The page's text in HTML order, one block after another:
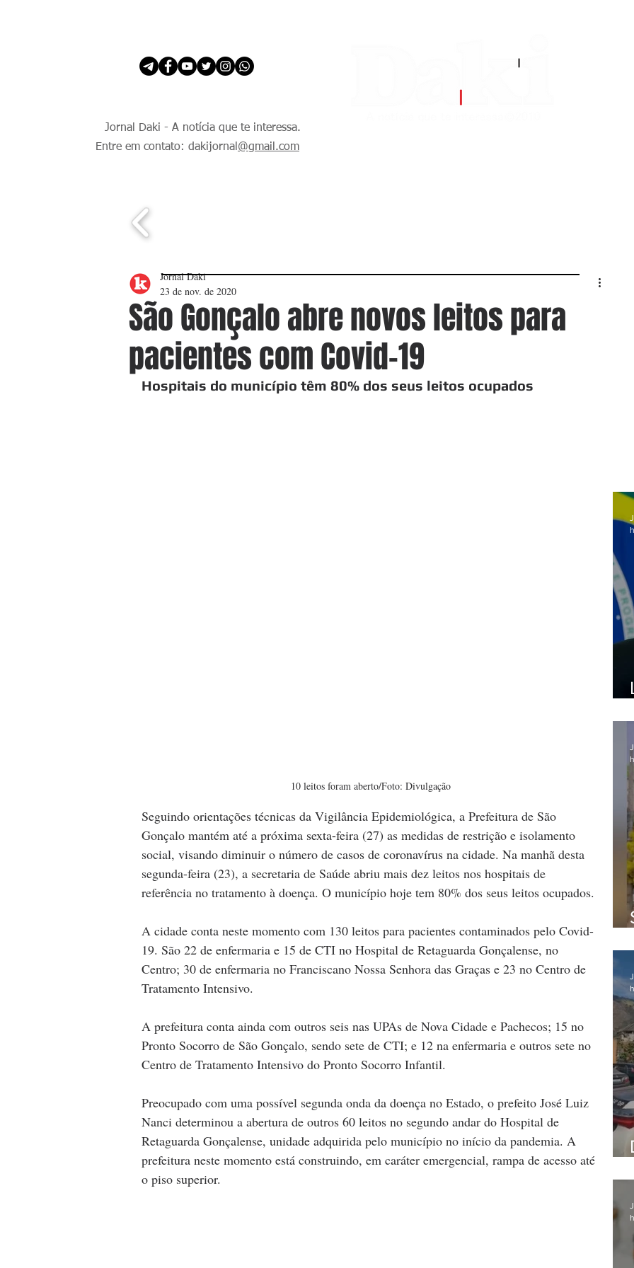
Jornal Daki - A notícia que te interessa.
Entre em contato: dakijornal @gmail.com
São Gonçalo abre novos leitos para
pacientes com Covid-19
Jornal Daki
23 de nov. de 2020
Hospitais do município têm 80% dos seus leitos ocupados
10 leitos foram aberto/Foto: Divulgação
Seguindo orientações técnicas da Vigilância Epidemiológica, a Prefeitura de São
Gonçalo mantém até a próxima sexta-feira (27) as medidas de restrição e isolamento
social, visando diminuir o número de casos de coronavírus na cidade. Na manhã desta
segunda-feira (23), a secretaria de Saúde abriu mais dez leitos nos hospitais de
referência no tratamento à doença. O município hoje tem 80% dos seus leitos ocupados.
A cidade conta neste momento com 130 leitos para pacientes contaminados pelo Covid-
19. São 22 de enfermaria e 15 de CTI no Hospital de Retaguarda Gonçalense, no
Centro; 30 de enfermaria no Franciscano Nossa Senhora das Graças e 23 no Centro de
Tratamento Intensivo.
A prefeitura conta ainda com outros seis nas UPAs de Nova Cidade e Pachecos; 15 no
Pronto Socorro de São Gonçalo, sendo sete de CTI; e 12 na enfermaria e outros sete no
Centro de Tratamento Intensivo do Pronto Socorro Infantil.
Preocupado com uma possível segunda onda da doença no Estado, o prefeito José Luiz
Nanci determinou a abertura de outros 60 leitos no segundo andar do Hospital de
Retaguarda Gonçalense, unidade adquirida pelo município no início da pandemia. A
prefeitura neste momento está construindo, em caráter emergencial, rampa de acesso até
o piso superior.